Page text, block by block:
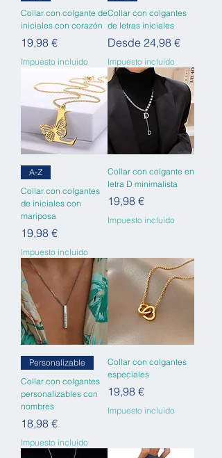
Collar con colgante de
iniciales con corazón
Precio
19,98 €
Impuesto incluido
Collar con colgantes
de letras iniciales
Desde 24,98 €
Precio de oferta
Impuesto incluido
A-Z
Collar con colgantes
de iniciales con
mariposa
Precio
19,98 €
Impuesto incluido
Collar con colgante en
letra D minimalista
Precio
19,98 €
Impuesto incluido
Personalizable
Collar con colgantes
personalizables con
nombres
Precio
18,98 €
Impuesto incluido
Collar con colgantes
especiales
Precio
19,98 €
Impuesto incluido